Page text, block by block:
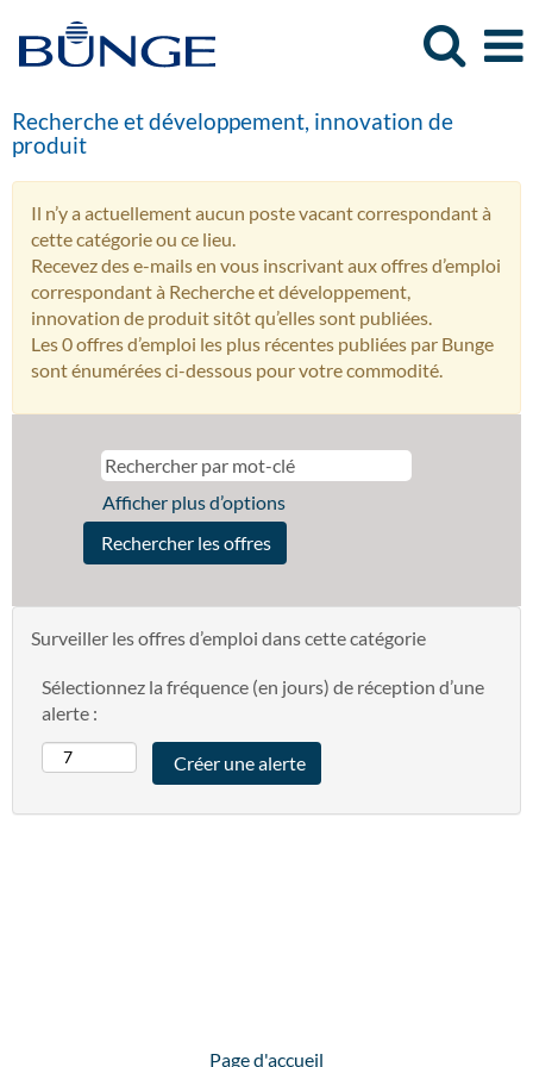
Recherche et développement, innovation de
produit
Il n’y a actuellement aucun poste vacant correspondant à
cette catégorie ou ce lieu.
Recevez des e-mails en vous inscrivant aux offres d’emploi
correspondant à Recherche et développement,
innovation de produit sitôt qu’elles sont publiées.
Les 0 offres d’emploi les plus récentes publiées par Bunge
sont énumérées ci-dessous pour votre commodité.
Afficher plus d’options
Surveiller les offres d’emploi dans cette catégorie
Sélectionnez la fréquence (en jours) de réception d’une
alerte :
Page d'accueil